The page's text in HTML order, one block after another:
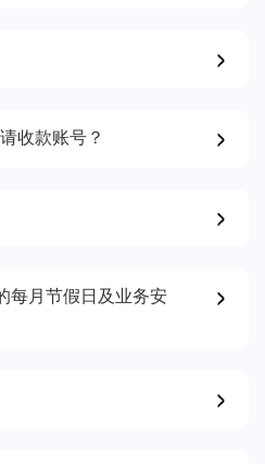
收款账号？
每月节假日及业务安